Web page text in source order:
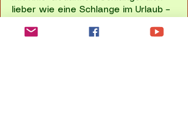
lieber wie eine Schlange im Urlaub –